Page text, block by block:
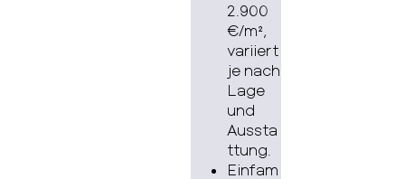
2.900
€/m²,
variiert
je nach
Lage
und
Aussta
ttung.
Einfam